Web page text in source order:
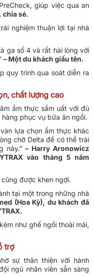
giúp việc qua an
chia sẻ.
nghiệm thuận lợi tại nhà
ga số 4 và rất hài lòng với
– Một du khách giấu tên.
quy trình qua soát diễn ra
chất lượng cao
ẩm thực sầm uất với đủ
phục vụ bữa ăn ngồi.
lựa chọn ẩm thực khác
chờ Delta để có thể trải
này.”– Harry Aronowicz
vào tháng 5 năm
được khen ngợi.
tại một trong những nhà
(Hoa Kỳ), du khách đã
như ghế ngồi thoải mái,
trợ
sự thân thiện với hành
ngũ nhân viên sẵn sàng